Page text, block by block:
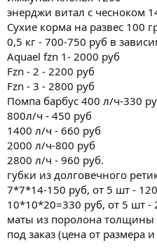
энерджи витал с чесноком
Сухие корма на развес 100
0,5 кг - 700-750 руб в
Aquael fzn 1- 2000 руб
Fzn - 2 - 2200 руб
Fzn - 3 - 2800 руб
Помпа барбус 400 л/ч-330
800л/ч - 450 руб
1400 л/ч - 660 руб
2000 л/ч-800 руб
2800 л/ч - 960 руб.
губки из долговечного
7*7*14-150 руб, от 5 шт -
10*10*20=330 руб, от 5 шт -
маты из поролона толщины
под заказ (цена от размера